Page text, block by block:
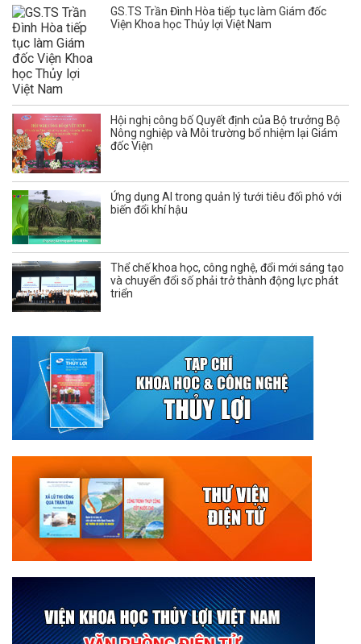
GS.TS Trần Đình Hòa tiếp tục làm Giám đốc
Viện Khoa học Thủy lợi Việt Nam
Hội nghị công bố Quyết định của Bộ trưởng Bộ
Nông nghiệp và Môi trường bổ nhiệm lại Giám
đốc Viện
Ứng dụng AI trong quản lý tưới tiêu đối phó với
biến đổi khí hậu
Thể chế khoa học, công nghệ, đổi mới sáng tạo
và chuyển đổi số phải trở thành động lực phát
triển